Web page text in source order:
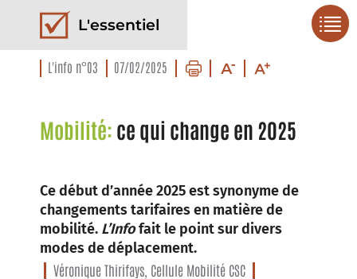
L'essentiel
L'info n°03 07/02/2025
Mobilité: ce qui change en 2025
Ce début d’année 2025 est synonyme de
changements tarifaires en matière de
mobilité. L’Infofait le point sur divers
modes de déplacement.
Véronique Thirifays, Cellule Mobilité CSC